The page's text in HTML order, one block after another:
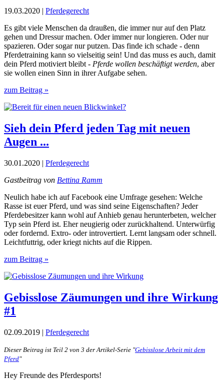
19.03.2020 | Pferdegerecht
Es gibt viele Menschen da draußen, die immer nur auf den Platz
gehen und Dressur machen. Oder immer nur longieren. Oder nur
spazieren. Oder sogar nur putzen. Das finde ich schade - denn
Pferdetraining kann so vielseitig sein! Und das muss es auch, damit
dein Pferd motiviert bleibt - Pferde wollen beschäftigt werden, aber
sie wollen einen Sinn in ihrer Aufgabe sehen.
zum Beitrag »
Sieh dein Pferd jeden Tag mit neuen
Augen ...
30.01.2020 | Pferdegerecht
Gastbeitrag von Bettina Ramm
Neulich habe ich auf Facebook eine Umfrage gesehen: Welche
Rasse ist euer Pferd, und was sind seine Eigenschaften? Jeder
Pferdebesitzer kann wohl auf Anhieb genau herunterbeten, welcher
Typ sein Pferd ist. Eher neugierig oder zurückhaltend. Unterwürfig
oder fordernd. Extro- oder introvertiert. Lernt langsam oder schnell.
Leichtfuttrig, oder kriegt nichts auf die Rippen.
zum Beitrag »
Gebisslose Zäumungen und ihre Wirkung
#1
02.09.2019 | Pferdegerecht
Dieser Beitrag ist Teil 2 von 3 der Artikel-Serie "Gebisslose Arbeit mit dem
Pferd"
Hey Freunde des Pferdesports!